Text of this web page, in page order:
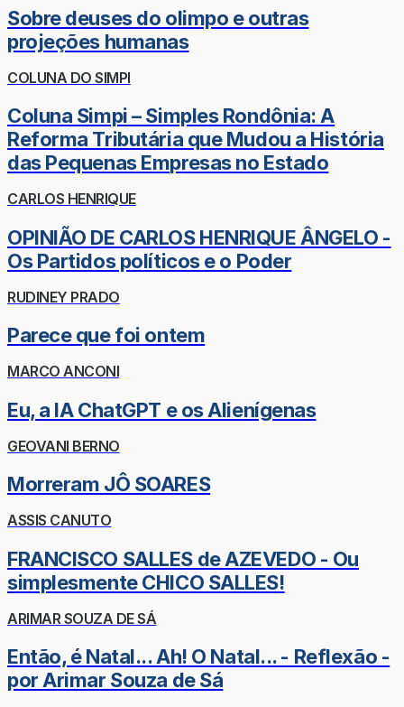
Sobre deuses do olimpo e outras
projeções humanas
COLUNA DO SIMPI
Coluna Simpi – Simples Rondônia: A
Reforma Tributária que Mudou a História
das Pequenas Empresas no Estado
CARLOS HENRIQUE
OPINIÃO DE CARLOS HENRIQUE ÂNGELO -
Os Partidos políticos e o Poder
RUDINEY PRADO
Parece que foi ontem
MARCO ANCONI
Eu, a IA ChatGPT e os Alienígenas
GEOVANI BERNO
Morreram JÔ SOARES
ASSIS CANUTO
FRANCISCO SALLES de AZEVEDO - Ou
simplesmente CHICO SALLES!
ARIMAR SOUZA DE SÁ
Então, é Natal... Ah! O Natal... - Reflexão -
por Arimar Souza de Sá